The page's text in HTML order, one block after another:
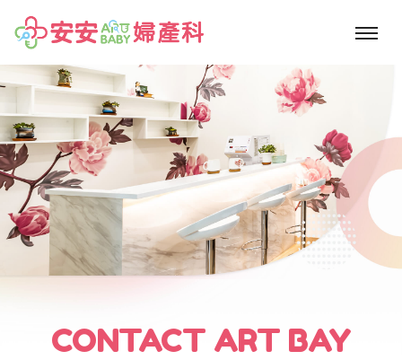
高雄婦產科,高雄試管嬰兒,安安試管嬰兒,不孕症檢查,人工受孕,冷凍精卵,精
卵捐贈,精卵受贈
CONTACT ART BAY